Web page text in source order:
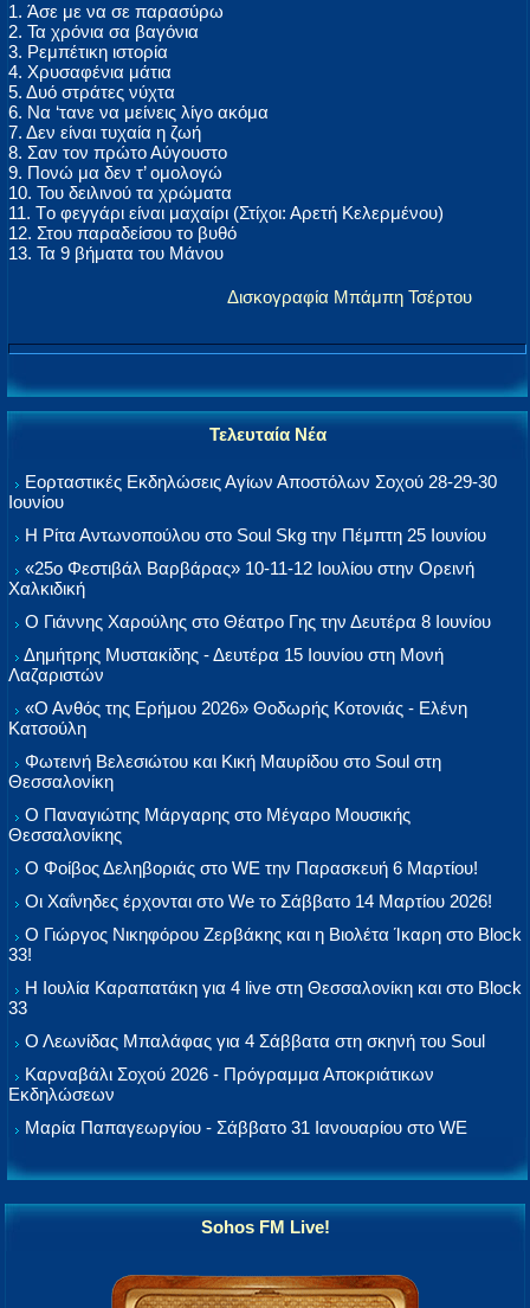
1. Άσε με να σε παρασύρω
2. Τα χρόνια σα βαγόνια
3. Ρεμπέτικη ιστορία
4. Χρυσαφένια μάτια
5. Δυό στράτες νύχτα
6. Να ‘τανε να μείνεις λίγο ακόμα
7. Δεν είναι τυχαία η ζωή
8. Σαν τον πρώτο Αύγουστο
9. Πονώ μα δεν τ’ ομολογώ
10. Του δειλινού τα χρώματα
11. Τo φεγγάρι είναι μαχαίρι (Στίχοι: Αρετή Κελερμένου)
12. Στου παραδείσου το βυθό
13. Τα 9 βήματα του Μάνου
Δισκογραφία Μπάμπη Τσέρτου
Τελευταία Νέα
Εορταστικές Εκδηλώσεις Αγίων Αποστόλων Σοχού 28-29-30
Ιουνίου
Η Ρίτα Αντωνοπούλου στο Soul Skg την Πέμπτη 25 Ιουνίου
«25ο Φεστιβάλ Βαρβάρας» 10-11-12 Ιουλίου στην Ορεινή
Χαλκιδική
Ο Γιάννης Χαρούλης στο Θέατρο Γης την Δευτέρα 8 Ιουνίου
Δημήτρης Μυστακίδης - Δευτέρα 15 Ιουνίου στη Μονή
Λαζαριστών
«Ο Ανθός της Ερήμου 2026» Θοδωρής Κοτονιάς - Ελένη
Κατσούλη
Φωτεινή Βελεσιώτου και Κική Μαυρίδου στο Soul στη
Θεσσαλονίκη
Ο Παναγιώτης Μάργαρης στο Μέγαρο Μουσικής
Θεσσαλονίκης
Ο Φοίβος Δεληβοριάς στο WE την Παρασκευή 6 Μαρτίου!
Οι Χαΐνηδες έρχονται στο We το Σάββατο 14 Μαρτίου 2026!
Ο Γιώργος Νικηφόρου Ζερβάκης και η Βιολέτα Ίκαρη στο Block
33!
Η Ιουλία Καραπατάκη για 4 live στη Θεσσαλονίκη και στο Block
33
Ο Λεωνίδας Μπαλάφας για 4 Σάββατα στη σκηνή του Soul
Καρναβάλι Σοχού 2026 - Πρόγραμμα Αποκριάτικων
Εκδηλώσεων
Μαρία Παπαγεωργίου - Σάββατο 31 Ιανουαρίου στο WE
Sohos FM Live!